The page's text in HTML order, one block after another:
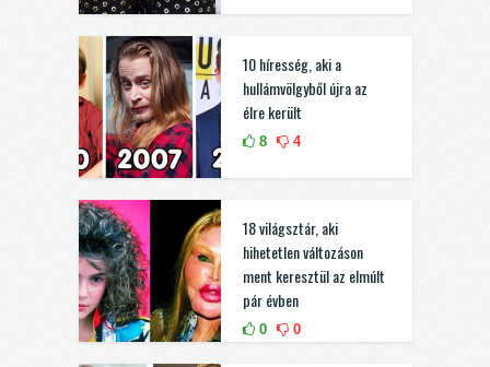
10 híresség, aki a
hullámvölgyből újra az
élre került
8 4
18 világsztár, aki
hihetetlen változáson
ment keresztül az elmúlt
pár évben
0 0